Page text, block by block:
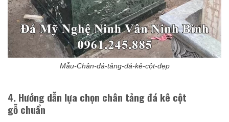
Mẫu-Chân-đá-tảng-đá-kê-cột-đẹp
4. Hướng dẫn lựa chọn chân tảng đá kê cột
gỗ chuẩn